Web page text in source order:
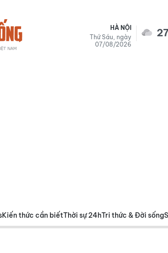
HÀ NỘI
Thứ Sáu, ngày
07/08/2026
Kiến thức cần biếtThời sự 24hTri thức & Đời sống